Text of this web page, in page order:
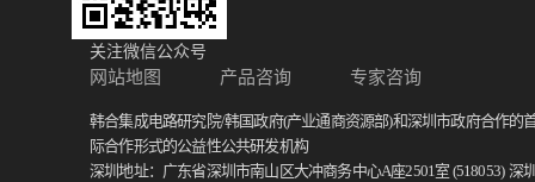
关注微信公众号
网站地图 产品咨询 专家咨询
韩合集成电路研究院/韩国政府(产业通商资源部)和深圳市政府合作的
际合作形式的公益性公共研发机构
深圳地址：广东省深圳市南山区大冲商务中心A座2501室 (518053) 深